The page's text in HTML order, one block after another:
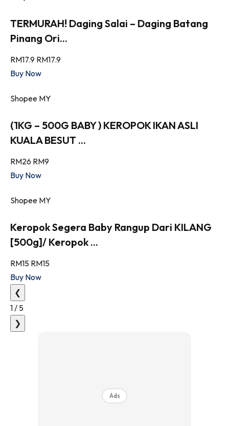
TERMURAH! Daging Salai – Daging Batang
Pinang Ori...
RM17.9 RM17.9
Buy Now
Shopee MY
(1KG – 500G BABY ) KEROPOK IKAN ASLI
KUALA BESUT ...
RM26 RM9
Buy Now
Shopee MY
Keropok Segera Baby Rangup Dari KILANG
[500g]/ Keropok ...
RM15 RM15
Buy Now
❮
1 / 5
❯
Ads